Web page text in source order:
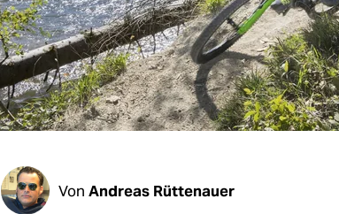
Von Andreas Rüttenauer